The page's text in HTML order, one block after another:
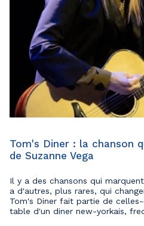
Tom's Diner : la chanson
de Suzanne Vega
Il y a des chansons qui
a d'autres, plus rares, qui
Tom's Diner fait partie de
table d'un diner new-yorkais,